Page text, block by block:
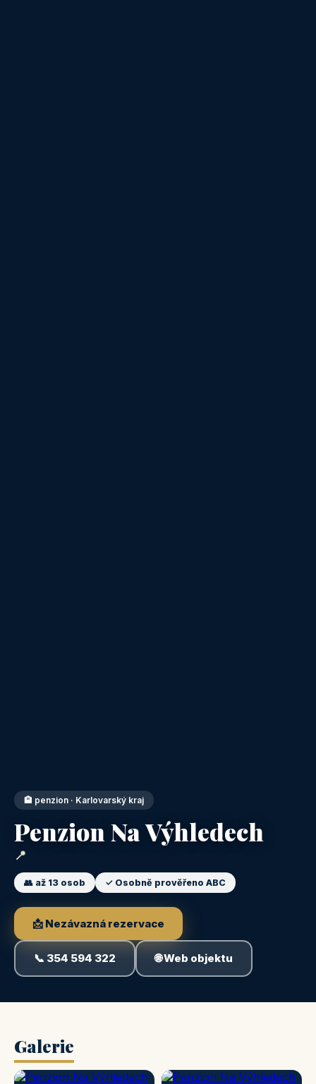
🏨 penzion · Karlovarský kraj
Penzion Na Výhledech
📍
👥 až 13 osob ✓ Osobně prověřeno ABC
📩 Nezávazná rezervace
📞 354 594 322 🌐 Web objektu
Galerie